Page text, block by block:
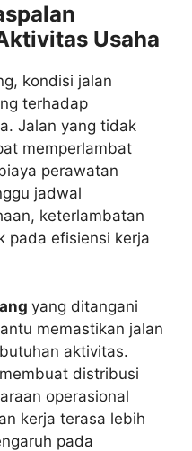
Usaha
kondisi jalan
terhadap
Jalan yang tidak
memperlambat
perawatan
jadwal
keterlambatan
pada efisiensi kerja
yang ditangani
memastikan jalan
aktivitas.
distribusi
operasional
kerja terasa lebih
pada